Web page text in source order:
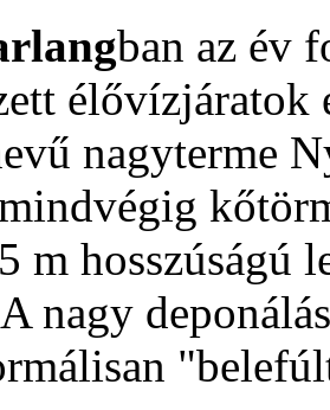
ban az év
élővízjáratok
nagyterme
m hosszúságú
nagy